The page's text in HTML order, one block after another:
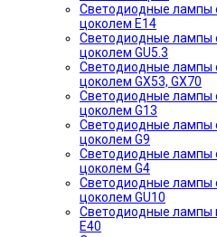
Светодиодные лампы
цоколем E14
Светодиодные лампы
цоколем GU5.3
Светодиодные лампы
цоколем GX53, GX70
Светодиодные лампы
цоколем G13
Светодиодные лампы
цоколем G9
Светодиодные лампы
цоколем G4
Светодиодные лампы
цоколем GU10
Светодиодные лампы
Е40